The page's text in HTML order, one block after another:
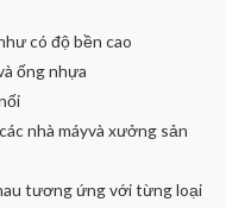
có độ bền cao
ống nhựa
nhà máyvà xưởng sản
tương ứng với từng loại